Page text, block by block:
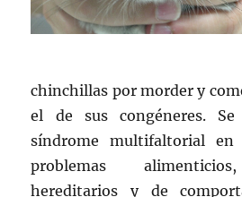
chinchillas por morder y
el de sus congéneres.
síndrome multifaltorial
problemas
hereditarios y de